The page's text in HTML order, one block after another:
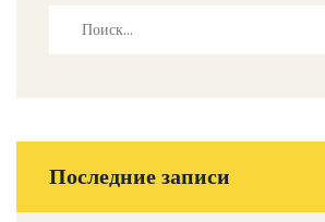
Последние записи